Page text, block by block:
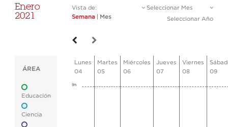
Enero
2021
Vista de:
Semana
Mes
Seleccionar Mes
Seleccionar Año
ÁREA
Educación
Ciencia
Lunes
04
Martes
05
Miércoles
06
Jueves
07
Viernes
08
09
9h